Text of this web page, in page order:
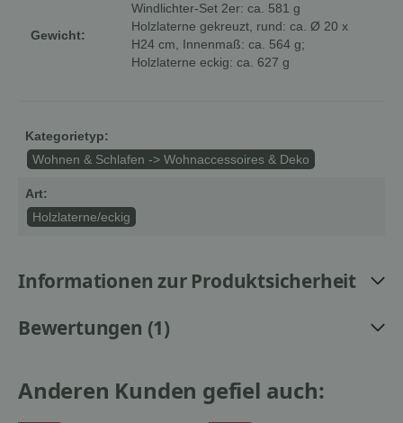
Gewicht:
Windlichter-Set 2er: ca. 581 g
Holzlaterne gekreuzt, rund: ca. Ø 20 x
H24 cm, Innenmaß: ca. 564 g;
Holzlaterne eckig: ca. 627 g
Kategorietyp:
Wohnen & Schlafen -> Wohnaccessoires & Deko
Art:
Holzlaterne/eckig
Informationen zur Produktsicherheit
Bewertungen (1)
Anderen Kunden gefiel auch: